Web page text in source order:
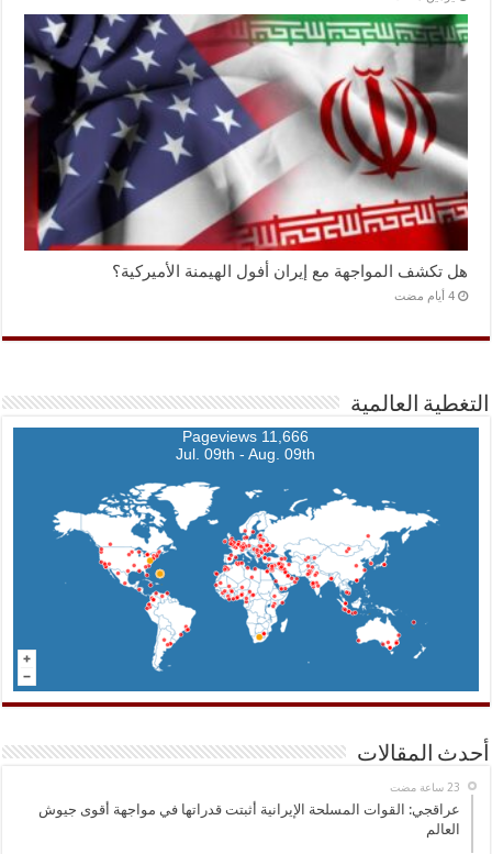
هل تكشف المواجهة مع إيران أفول الهيمنة الأميركية؟
‏4 أيام مضت
التغطية العالمية
11,666 Pageviews
Jul. 09th - Aug. 09th
أحدث المقالات
عراقجي: القوات المسلحة الإيرانية أثبتت قدراتها في مواجهة أقوى جيوش
العالم